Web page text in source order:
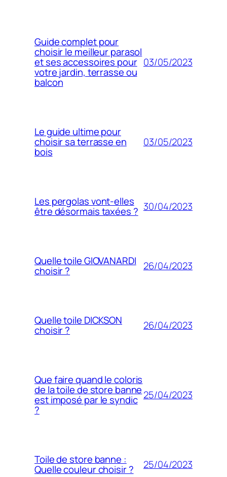
Guide complet pour
choisir le meilleur parasol
et ses accessoires pour
votre jardin, terrasse ou
balcon
03/05/2023
Le guide ultime pour
choisir sa terrasse en
bois
03/05/2023
Les pergolas vont-elles
être désormais taxées ? 30/04/2023
Quelle toile GIOVANARDI
choisir ? 26/04/2023
Quelle toile DICKSON
choisir ? 26/04/2023
Que faire quand le coloris
de la toile de store banne
est imposé par le syndic
?
25/04/2023
Toile de store banne :
Quelle couleur choisir ? 25/04/2023